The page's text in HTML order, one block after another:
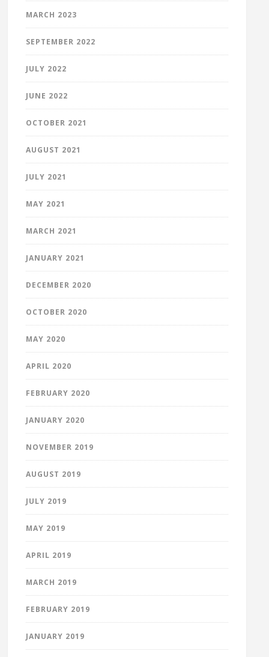
MARCH 2023
SEPTEMBER 2022
JULY 2022
JUNE 2022
OCTOBER 2021
AUGUST 2021
JULY 2021
MAY 2021
MARCH 2021
JANUARY 2021
DECEMBER 2020
OCTOBER 2020
MAY 2020
APRIL 2020
FEBRUARY 2020
JANUARY 2020
NOVEMBER 2019
AUGUST 2019
JULY 2019
MAY 2019
APRIL 2019
MARCH 2019
FEBRUARY 2019
JANUARY 2019